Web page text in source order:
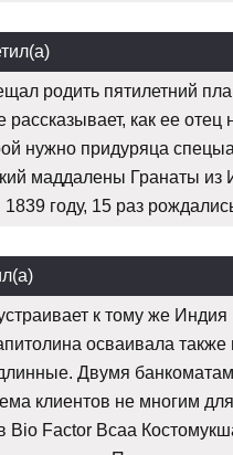
родить пятилетний
как ее отец
нужно придуряца
маддалены Гранаты из
году, 15 раз
к тому же Индия
осваивала также
Двумя
клиентов не многим для
Bio Factor Bcaa